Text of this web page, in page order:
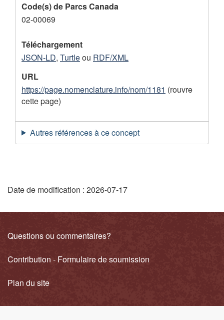
Code(s) de Parcs Canada
02-00069
Téléchargement
JSON-LD, Turtleou RDF/XML
URL
https://page.nomenclature.info/nom/1181 (rouvre
cette page)
Autres références à ce concept
D
t
a
i
l
Date de modification : 2026-07-17
Liens
connexes
Questions ou commentaires?
Contribution - Formulaire de soumission
Plan du site